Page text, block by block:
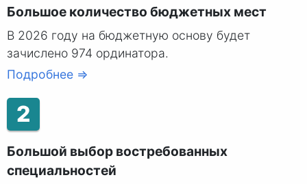
Большое количество бюджетных мест
В 2026 году на бюджетную основу будет
зачислено 974 ординатора.
Подробнее ⇒
2
Большой выбор востребованных
специальностей